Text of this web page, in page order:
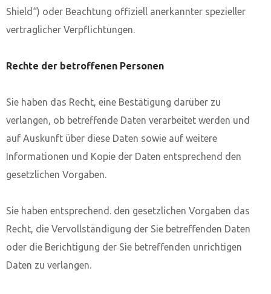
Shield“) oder Beachtung offiziell anerkannter spezieller
vertraglicher Verpflichtungen.
Rechte der betroffenen Personen
Sie haben das Recht, eine Bestätigung darüber zu
verlangen, ob betreffende Daten verarbeitet werden und
auf Auskunft über diese Daten sowie auf weitere
Informationen und Kopie der Daten entsprechend den
gesetzlichen Vorgaben.
Sie haben entsprechend. den gesetzlichen Vorgaben das
Recht, die Vervollständigung der Sie betreffenden Daten
oder die Berichtigung der Sie betreffenden unrichtigen
Daten zu verlangen.